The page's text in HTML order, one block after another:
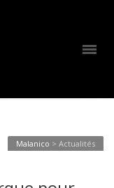
Malanico > Actualités